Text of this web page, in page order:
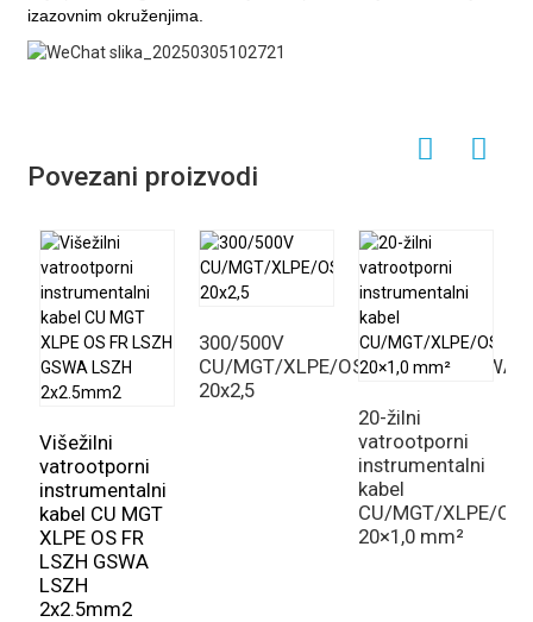
izazovnim okruženjima.
Povezani proizvodi
Višežilni
vatrootporni
instrumentalni
kabel CU MGT
XLPE OS FR
LSZH GSWA
LSZH
2x2.5mm2
300/500V
CU/MGT/XLPE/OS/FR/LSZH/GSWA/
20x2,5
20-žilni
vatrootporni
instrumentalni
kabel
CU/MGT/XLPE/
20×1,0 mm²